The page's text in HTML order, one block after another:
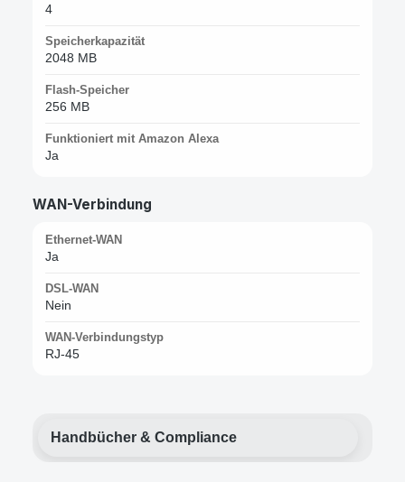
4
Speicherkapazität
2048 MB
Flash-Speicher
256 MB
Funktioniert mit Amazon Alexa
Ja
WAN-Verbindung
Ethernet-WAN
Ja
DSL-WAN
Nein
WAN-Verbindungstyp
RJ-45
Handbücher & Compliance